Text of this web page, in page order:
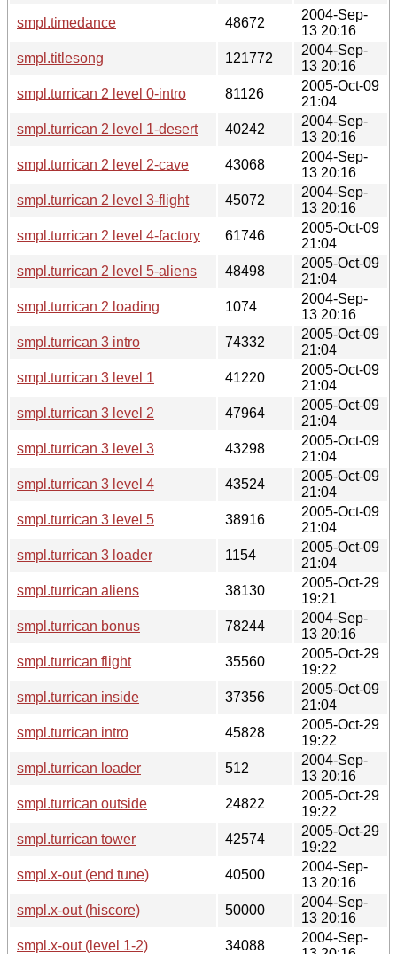
smpl.timedance
48672
2004-Sep-
13 20:16
smpl.titlesong
121772
2004-Sep-
13 20:16
smpl.turrican 2 level 0-intro
81126
2005-Oct-09
21:04
smpl.turrican 2 level 1-desert
40242
2004-Sep-
13 20:16
smpl.turrican 2 level 2-cave
43068
2004-Sep-
13 20:16
smpl.turrican 2 level 3-flight
45072
2004-Sep-
13 20:16
smpl.turrican 2 level 4-factory
61746
2005-Oct-09
21:04
smpl.turrican 2 level 5-aliens
48498
2005-Oct-09
21:04
smpl.turrican 2 loading
1074
2004-Sep-
13 20:16
smpl.turrican 3 intro
74332
2005-Oct-09
21:04
smpl.turrican 3 level 1
41220
2005-Oct-09
21:04
smpl.turrican 3 level 2
47964
2005-Oct-09
21:04
smpl.turrican 3 level 3
43298
2005-Oct-09
21:04
smpl.turrican 3 level 4
43524
2005-Oct-09
21:04
smpl.turrican 3 level 5
38916
2005-Oct-09
21:04
smpl.turrican 3 loader
1154
2005-Oct-09
21:04
smpl.turrican aliens
38130
2005-Oct-29
19:21
smpl.turrican bonus
78244
2004-Sep-
13 20:16
smpl.turrican flight
35560
2005-Oct-29
19:22
smpl.turrican inside
37356
2005-Oct-09
21:04
smpl.turrican intro
45828
2005-Oct-29
19:22
smpl.turrican loader
512
2004-Sep-
13 20:16
smpl.turrican outside
24822
2005-Oct-29
19:22
smpl.turrican tower
42574
2005-Oct-29
19:22
smpl.x-out (end tune)
40500
2004-Sep-
13 20:16
smpl.x-out (hiscore)
50000
2004-Sep-
13 20:16
smpl.x-out (level 1-2)
34088
2004-Sep-